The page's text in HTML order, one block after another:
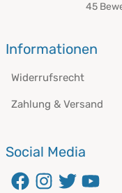
45
Informationen
Widerrufsrecht
Zahlung & Versand
Social Media
öffnet in
öffnet